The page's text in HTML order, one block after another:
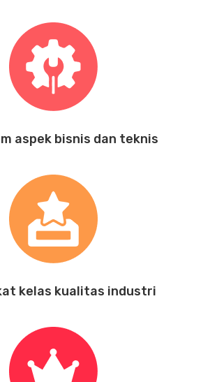
aspek bisnis dan teknis
kelas kualitas industri